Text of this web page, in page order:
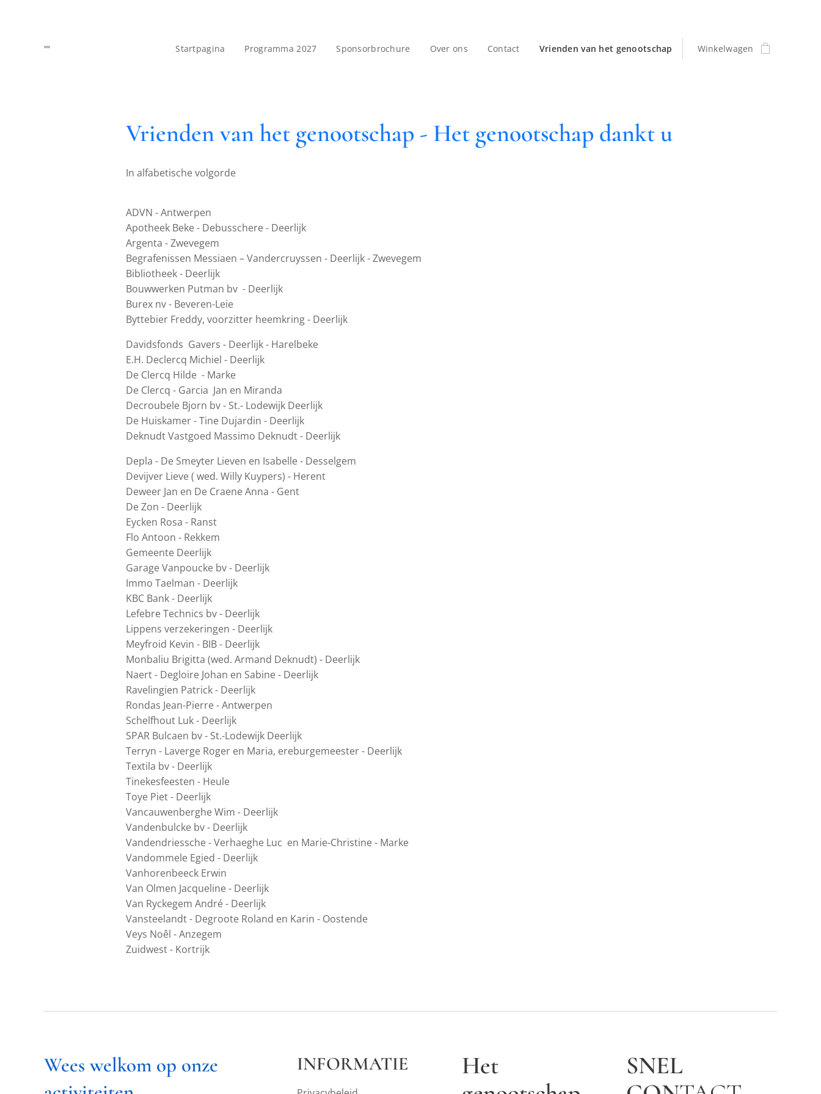
Startpagina Programma 2027 Sponsorbrochure Over ons Contact Vrienden van het genootschap Winkelwagen
Vrienden van het genootschap - Het genootschap dankt u
In alfabetische volgorde
ADVN - Antwerpen
Apotheek Beke - Debusschere - Deerlijk
Argenta - Zwevegem
Begrafenissen Messiaen – Vandercruyssen - Deerlijk - Zwevegem
Bibliotheek - Deerlijk
Bouwwerken Putman bv - Deerlijk
Burex nv - Beveren-Leie
Byttebier Freddy, voorzitter heemkring - Deerlijk
Davidsfonds Gavers - Deerlijk - Harelbeke
E.H. Declercq Michiel - Deerlijk
De Clercq Hilde - Marke
De Clercq - Garcia Jan en Miranda
Decroubele Bjorn bv - St.- Lodewijk Deerlijk
De Huiskamer - Tine Dujardin - Deerlijk
Deknudt Vastgoed Massimo Deknudt - Deerlijk
Depla - De Smeyter Lieven en Isabelle - Desselgem
Devijver Lieve ( wed. Willy Kuypers) - Herent
Deweer Jan en De Craene Anna - Gent
De Zon - Deerlijk
Eycken Rosa - Ranst
Flo Antoon - Rekkem
Gemeente Deerlijk
Garage Vanpoucke bv - Deerlijk
Immo Taelman - Deerlijk
KBC Bank - Deerlijk
Lefebre Technics bv - Deerlijk
Lippens verzekeringen - Deerlijk
Meyfroid Kevin - BIB - Deerlijk
Monbaliu Brigitta (wed. Armand Deknudt) - Deerlijk
Naert - Degloire Johan en Sabine - Deerlijk
Ravelingien Patrick - Deerlijk
Rondas Jean-Pierre - Antwerpen
Schelfhout Luk - Deerlijk
SPAR Bulcaen bv - St.-Lodewijk Deerlijk
Terryn - Laverge Roger en Maria, ereburgemeester - Deerlijk
Textila bv - Deerlijk
Tinekesfeesten - Heule
Toye Piet - Deerlijk
Vancauwenberghe Wim - Deerlijk
Vandenbulcke bv - Deerlijk
Vandendriessche - Verhaeghe Luc en Marie-Christine - Marke
Vandommele Egied - Deerlijk
Vanhorenbeeck Erwin
Van Olmen Jacqueline - Deerlijk
Van Ryckegem André - Deerlijk
Vansteelandt - Degroote Roland en Karin - Oostende
Veys Noêl - Anzegem
Zuidwest - Kortrijk
Wees welkom op onze
INFORMATIE
Het
SNEL